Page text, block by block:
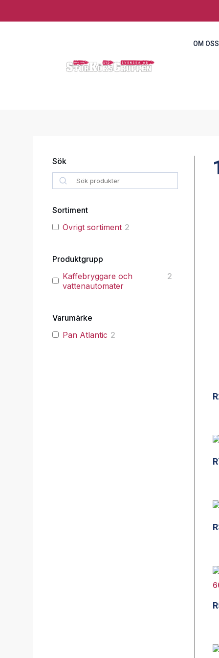
OM OSS
Sök
Search
Sortiment
Övrigt sortiment 2
Produktgrupp
Kaffebryggare och
vattenautomater
2
Varumärke
Pan Atlantic 2